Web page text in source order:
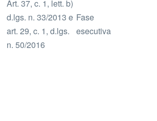
Art. 37, c. 1, lett. b)
d.lgs. n. 33/2013 e
art. 29, c. 1, d.lgs.
n. 50/2016
Fase